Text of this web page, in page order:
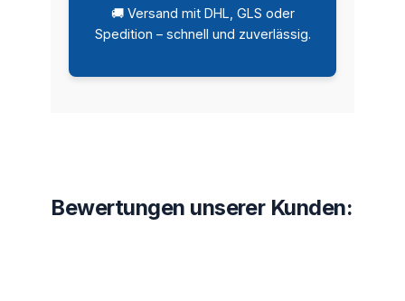
🚚 Versand mit DHL, GLS oder
Spedition – schnell und zuverlässig.
Bewertungen unserer Kunden: